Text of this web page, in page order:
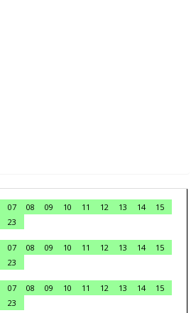
07 08 09 10 11 12 13 14
15
23
07 08 09 10 11 12 13 14
15
23
07 08 09 10 11 12 13 14
15
23